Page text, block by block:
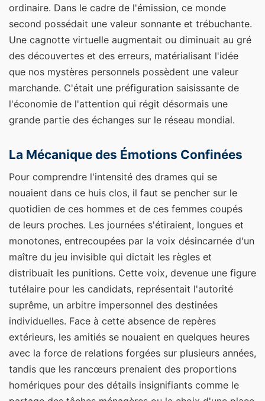
ordinaire. Dans le cadre de l'émission, ce monde
second possédait une valeur sonnante et trébuchante.
Une cagnotte virtuelle augmentait ou diminuait au gré
des découvertes et des erreurs, matérialisant l'idée
que nos mystères personnels possèdent une valeur
marchande. C'était une préfiguration saisissante de
l'économie de l'attention qui régit désormais une
grande partie des échanges sur le réseau mondial.
La Mécanique des Émotions Confinées
Pour comprendre l'intensité des drames qui se
nouaient dans ce huis clos, il faut se pencher sur le
quotidien de ces hommes et de ces femmes coupés
de leurs proches. Les journées s'étiraient, longues et
monotones, entrecoupées par la voix désincarnée d'un
maître du jeu invisible qui dictait les règles et
distribuait les punitions. Cette voix, devenue une figure
tutélaire pour les candidats, représentait l'autorité
suprême, un arbitre impersonnel des destinées
individuelles. Face à cette absence de repères
extérieurs, les amitiés se nouaient en quelques heures
avec la force de relations forgées sur plusieurs années,
tandis que les rancœurs prenaient des proportions
homériques pour des détails insignifiants comme le